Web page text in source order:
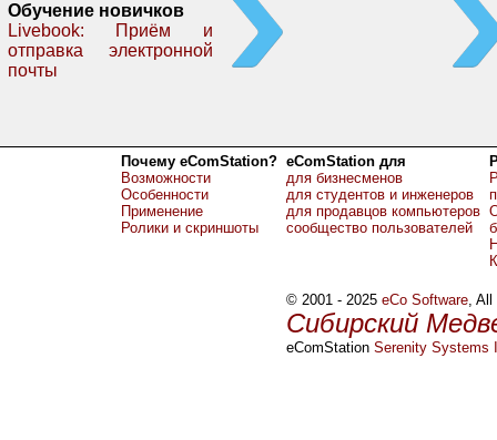
Обучение новичков
Livebook: Приём и
отправка электронной
почты
Почему eComStation?
Возможности
Особенности
Применение
Ролики и скриншоты
eComStation для
для бизнесменов
для студентов и инженеров
для продавцов компьютеров
сообщество пользователей
© 2001 - 2025eCo Software, All
Сибирский
eComStationSerenity Systems